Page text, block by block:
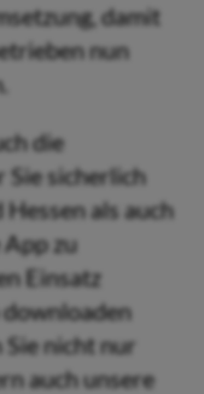
damit
nun
die
Sie sicherlich
als auch
zu
Einsatz
nicht nur
auch unsere